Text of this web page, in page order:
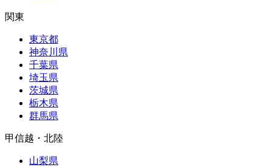
関東
東京都
神奈川県
千葉県
埼玉県
茨城県
栃木県
群馬県
甲信越・北陸
山梨県